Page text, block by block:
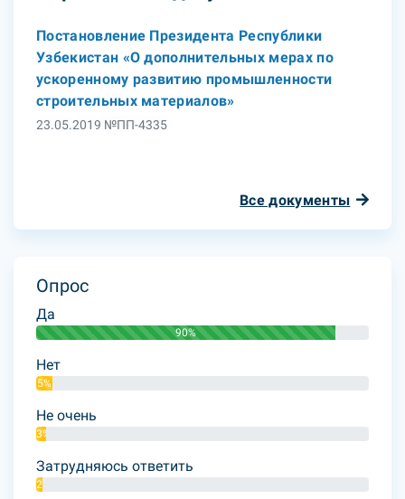
Постановление Президента Республики
Узбекистан «О дополнительных мерах по
ускоренному развитию промышленности
строительных материалов»
23.05.2019 №ПП-4335
Все документы
Опрос
Да
90%
Нет
5%
Не очень
3%
Затрудняюсь ответить
2%